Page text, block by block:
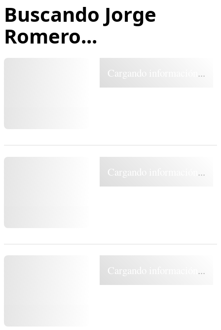
Buscando Jorge
Romero...
Cargando información...
Cargando información...
Cargando información...